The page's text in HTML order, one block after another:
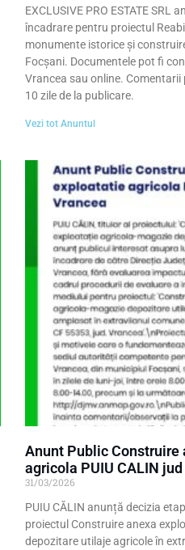
EXCLUSIVE PRO ESTATE SRL
încadrare pentru proiectul
monumente istorice și
Focșani. Documentele pot fi
Vrancea sau online.
10 zile de la publicare.
Vezi tot Anuntul
Anunt Public
agricola PUIU CALIN
31/03/2026
PUIU CĂLIN anunță decizia
proiectul Construire anexa
depozitare utilaje agricole în